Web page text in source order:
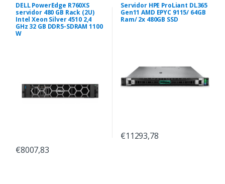
DELL PowerEdge R760XS
servidor 480 GB Rack (2U)
Intel Xeon Silver 4510 2,4
GHz 32 GB DDR5-SDRAM 1100
W
€8007,83
Servidor HPE ProLiant DL365
Gen11 AMD EPYC 9115/ 64GB
Ram/ 2x 480GB SSD
€11293,78